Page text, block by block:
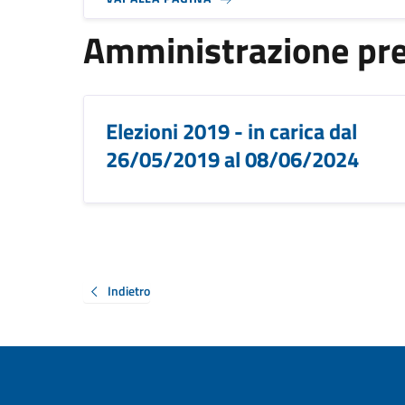
Amministrazione
Elezioni 2019 - in carica dal
26/05/2019 al 08/06/2024
Indietro